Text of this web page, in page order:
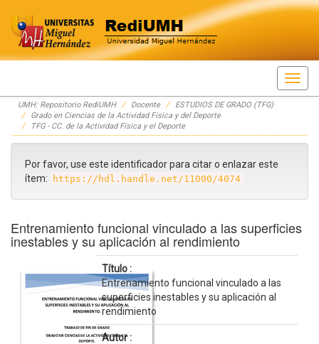
Skip
navigation
UMH: Repositorio RediUMH Docente
ESTUDIOS DE GRADO (TFG)
Grado en Ciencias de la Actividad Física y del Deporte
TFG - CC. de la Actividad Física y el Deporte
Por favor, use este identificador para citar o enlazar este
ítem:
https://hdl.handle.net/11000/4074
Entrenamiento funcional vinculado a las superficies
inestables y su aplicación al rendimiento
Título :
Entrenamiento funcional vinculado a las
superficies inestables y su aplicación al
rendimiento
Autor :